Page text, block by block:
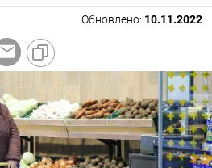
Обновлено: 10.11.2022